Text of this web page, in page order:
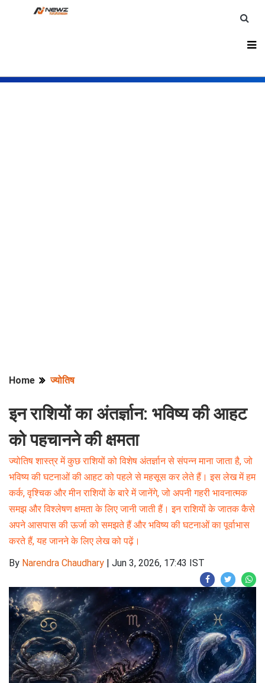
Home ज्योतिष
इन राशियों का अंतर्ज्ञान: भविष्य की आहट
को पहचानने की क्षमता
ज्योतिष शास्त्र में कुछ राशियों को विशेष अंतर्ज्ञान से संपन्न माना जाता है, जो
भविष्य की घटनाओं की आहट को पहले से महसूस कर लेते हैं। इस लेख में हम
कर्क, वृश्चिक और मीन राशियों के बारे में जानेंगे, जो अपनी गहरी भावनात्मक
समझ और विश्लेषण क्षमता के लिए जानी जाती हैं। इन राशियों के जातक कैसे
अपने आसपास की ऊर्जा को समझते हैं और भविष्य की घटनाओं का पूर्वाभास
करते हैं, यह जानने के लिए लेख को पढ़ें।
By Narendra Chaudhary | Jun 3, 2026, 17:43 IST